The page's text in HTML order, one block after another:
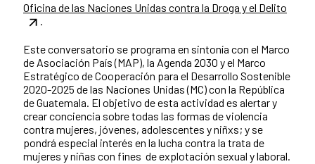
Oficina de las Naciones Unidas contra la Droga y el Delito
.
Este conversatorio se programa en sintonía con el Marco
de Asociación País (MAP), la Agenda 2030 y el Marco
Estratégico de Cooperación para el Desarrollo Sostenible
2020-2025 de las Naciones Unidas (MC) con la República
de Guatemala. El objetivo de esta actividad es alertar y
crear conciencia sobre todas las formas de violencia
contra mujeres, jóvenes, adolescentes y niñxs; y se
pondrá especial interés en la lucha contra la trata de
mujeres y niñas con fines de explotación sexual y laboral.